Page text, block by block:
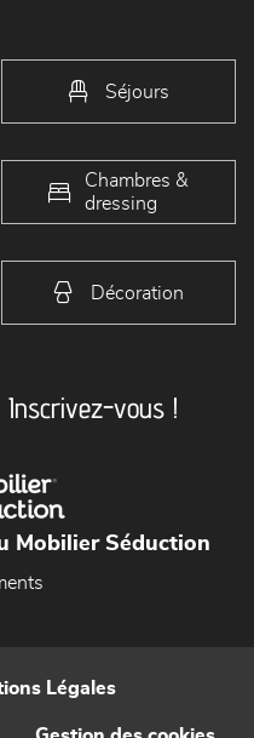
Séjours
Chambres &
dressing
Décoration
Inscrivez-vous !
Mobilier Séduction
Légales